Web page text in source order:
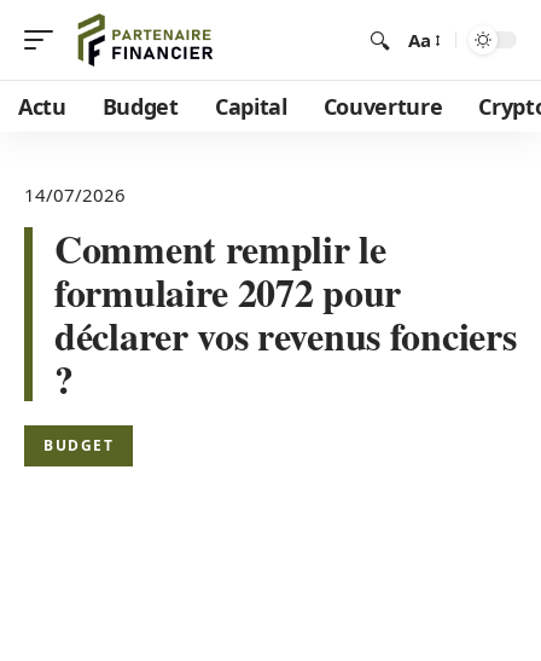
Aa
Actu Budget Capital Couverture
14/07/2026
Comment remplir le
formulaire 2072 pour
déclarer vos revenus fonciers
?
BUDGET